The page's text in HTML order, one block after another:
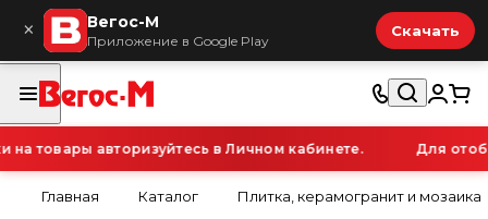
× Вегос-М
Приложение в Google Play
Скачать
товары авторизуйтесь в Личном кабинете. Для
Главная Каталог Плитка, керамогранит и мозаика